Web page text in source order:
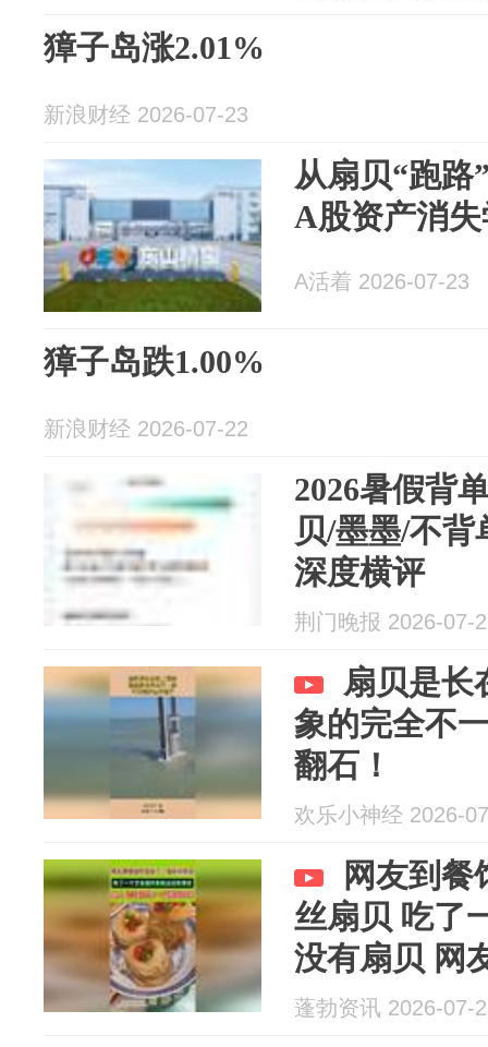
獐子岛涨2.01%
新浪财经 2026-07-23
从扇贝“跑路
A股资产消
A活着 2026-07-23
獐子岛跌1.00%
新浪财经 2026-07-22
2026暑假背
贝/墨墨/不
深度横评
荆门晚报 2026-07-
扇贝是长
象的完全不
翻石！
欢乐小神经 2026-
网友到餐
丝扇贝 吃了
没有扇贝 网
个盛粉丝的
蓬勃资讯 2026-07-